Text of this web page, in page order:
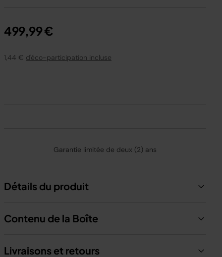
499,99 €
1,44 € d'éco-participation incluse
Garantie limitée de deux (2) ans
Détails du produit
Contenu de la Boîte
Livraisons et retours